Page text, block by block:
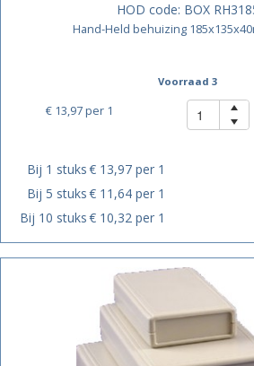
HOD code: BOX
Hand-Held behuizing
Voorraad 3
€ 13,97per 1
Bij 1 stuks€ 13,97 per 1
Bij 5 stuks€ 11,64 per 1
Bij 10 stuks€ 10,32 per 1